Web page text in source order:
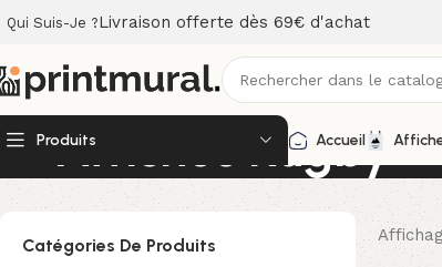
Qui Suis-Je ?Livraison offerte dès 69€ d'achat
Produits Accueil
Affiches Rugby
Catégories De Produits